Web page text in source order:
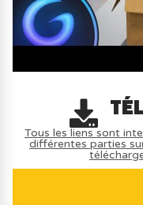
Tous les liens sont
différentes parties